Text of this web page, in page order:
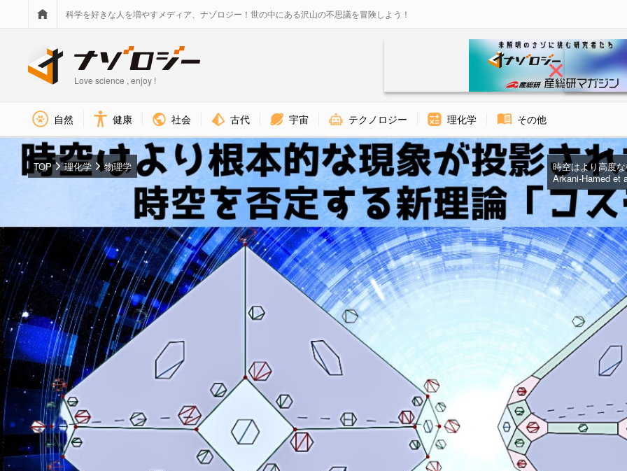
科学を好きな人を増やすメディア、ナゾロジー！世の中にある沢山の不思議を冒険しよう！
Love science , enjoy !
自然 健康 社会 古代 宇宙 テクノロジー 理化学 その他
時空はより高度
Arkani-Hamed et
TOP 理化学 物理学